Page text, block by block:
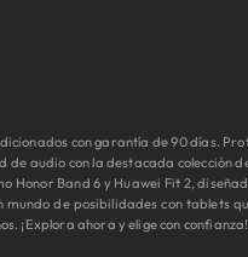
con garantía de 90 días.
audio con la destacada colección
Honor Band 6 y Huawei Fit 2,
de posibilidades con tablets
¡Explora ahora y elige con confianza!